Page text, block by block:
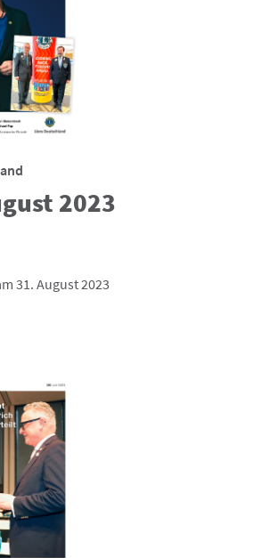
2023
31. August 2023